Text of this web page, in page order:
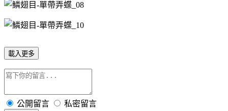
載入更多
公開留言 私密留言